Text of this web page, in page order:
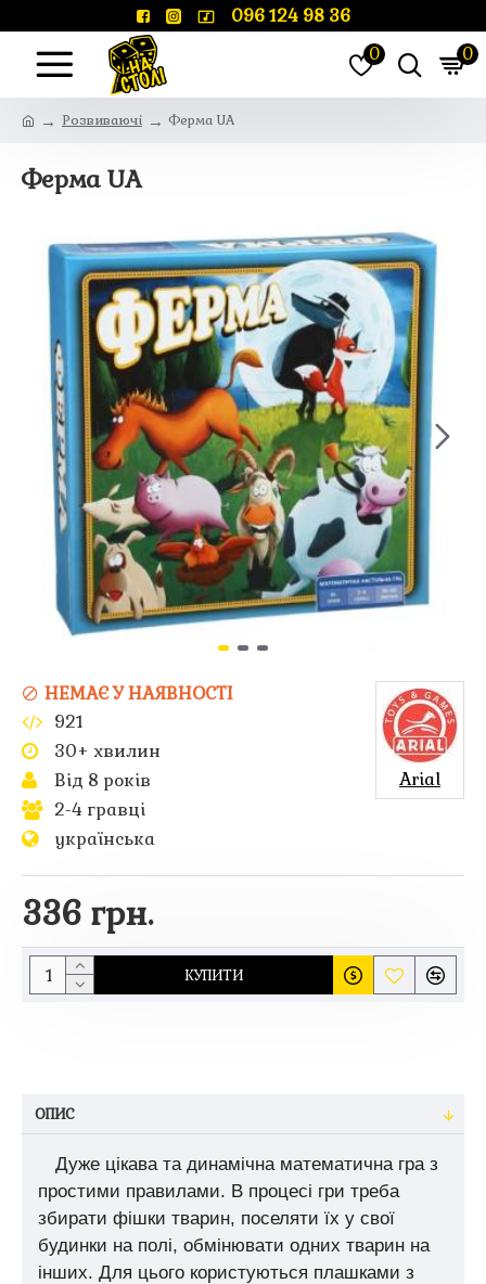
096 124 98 36
0 0
Розвиваючі Ферма UA
Ферма UA
336 грн.
НЕМАЄ У НАЯВНОСТІ
921
30+ хвилин
Від 8 років
2-4 гравці
українська
Arial
КУПИТИ
ОПИС
Дуже цікава та динамічна математична гра з
простими правилами. В процесі гри треба
збирати фішки тварин, поселяти їх у свої
будинки на полі, обмінювати одних тварин на
інших. Для цього користуються плашками з